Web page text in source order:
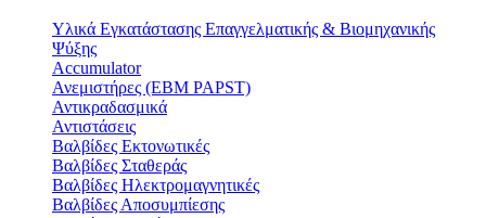
Υλικά Εγκατάστασης Επαγγελματικής & Βιομηχανικής
Ψύξης
Accumulator
Ανεμιστήρες (ΕΒΜ PAPST)
Αντικραδασμικά
Αντιστάσεις
Βαλβίδες Εκτονωτικές
Βαλβίδες Σταθεράς
Βαλβίδες Ηλεκτρομαγνητικές
Βαλβίδες Αποσυμπίεσης